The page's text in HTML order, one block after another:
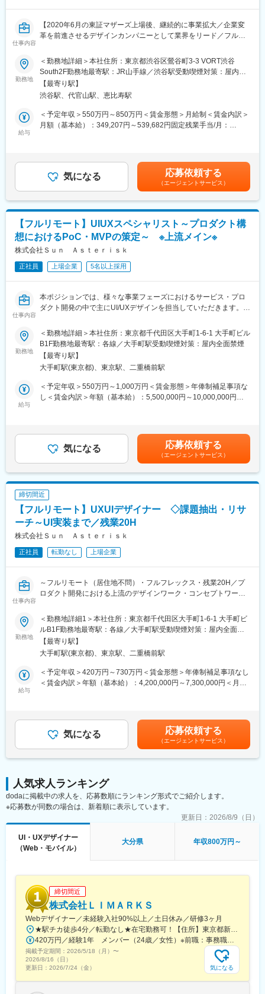
30代を中心とした構成で、デジタル領域において10年以上従事し
た経験者が多く在籍しています。全員で助け合い、成長を目指す
また、メンバーのバックグラウンドも多岐に渡り、多様な価値観
を受け入れる土壌です。
マーケティングシステム領域未経験で入社後、PMや執行役員から
マンツーマンで指導を受け、部をまたがって活躍している社員も
■教育制度（一部）
ス（sxsw、CES）、各種アワード
がら、高度化、複雑化するデジタルプロジェクトにおいて、事業
部や領域で分断されがちなデジタルマーケティングを一気通貫で
実行できるサービス展開、組織作りをミッションとしています。
仕事内容
【2020年6月の東証マザーズ上場後、継続的に事業拡大／企業変
革を前進させるデザインカンパニーとして業界をリード／フルフ
■概要：
当社は2011年の創業以来、デザインカンパニーとして業界をリー
ドし、日本を代表する大企業から、スタートアップ・地方自治体
など、多彩なクライアントのデザインパートナーとして、多くの
事業・サービスの体験をデザインしてきました。
その中でもUXデザイナーは、クライアントとのプロジェクトにお
■業務内容：
・プロジェクトにおけるゴールや解くべき問いを言語化し、旗を
めに、チームビルドする
・ユーザーやマーケットなどの多様な観点でリサーチを行い、本
質的なインサイトを発掘する
・クライアントとのアイディエーションを通して、革新的なコン
セプトを打ち立てる
・UIデザイナーとプロトタイプを制作し、ユーザー検証を繰り返
すことで確度を高める
・UIデザイナー・エンジニアと協働し、最高の体験を最高のプロ
ダクトに落とし込む
デジタル領域にとどまらないあらゆるユーザータッチポイントの
体験設計や、体験の背後にあるクライアント内のオペレーション
やカルチャーの設計などにも力を入れています。クライアントの
事業成長にコミットし、細部のあらゆる体験までを一貫してデザ
■ポジション魅力：
化に触れる事で自身の知見を増やすことができる
・30名を超えるGoodpatchのUXデザイナーチームの組織づくりや
メンバー育成に携わることができる
・フルリモート×フルフレックスで、自由な働き方をすることがで
きる
■活用しているAIツール
ChatGPT、Gemini Pro、NotebookLM、Claude、Cursor 、
midjourney、Figma Make
変更の範囲：当社における各種業務全般
勤務地
＜勤務地詳細＞本社住所：東京都渋谷区鶯谷町3-3 VORT渋谷
South2F勤務地最寄駅：JR山手線／渋谷駅受動喫煙対策：屋内全
面禁煙変更の範囲：全国の当社各拠点および自宅
【最寄り駅】
渋谷駅、代官山駅、恵比寿駅
給与
＜予定年収＞550万円～850万円＜賃金形態＞月給制＜賃金内訳＞
月額（基本給）：349,207円～539,682円固定残業手当/月：
ご経験によっては上記以上の提示をする場合もございます。※時間
外手当は時間外労働の有無に関わらず、40時間分の時間外手当と
して支給。※なお、40時間を超える時間外労働分についての割増
賃金は追加で支給します。■業績に応じた決算賞与賃金はあくまで
も目安の金額であり、選考を通じて上下する可能性があります。
月給(月額)は固定手当を含めた表記です。
気になる 応募依頼する
（エージェントサービス）
【フルリモート】UIUXスペシャリスト～プロダクト構
想におけるPoC・MVPの策定～ ※上流メイン※
株式会社Ｓｕｎ Ａｓｔｅｒｉｓｋ
正社員 上場企業 5名以上採用
仕事内容
本ポジションでは、様々な事業フェーズにおけるサービス・プロ
ダクト開発の中で主にUI/UXデザインを担当していただきます。
げ～グロース期におけるパートナーとして、BtoB・BtoCなど事業
ドメインを問わずさまざまなクライアントと共に、サービス・プ
ロダクトを創り上げていきます。
今回はその中でも組織牽引を含めたリードデザイナーとしてジョ
インいただきます。
【職務詳細】
・ステークホルダーへの提案や合意形成
・プロジェクト内でのデザイン領域のリーディングやメンバーマ
【プロジェクト概要】
・toC / toBの様々な事業ドメインやフェーズにおけるUI/UX設計
> 新規サービスの構想段階に伴走しデザイン方針の策定
> 新規サービスのUI/UX設計
・デザイナーチーム作りと運営
・サービス・プロダクト戦略からUIレベルまで関わることができ
ます。
（500社以上の実績あり）
・海外のデザイナー/エンジニアとも協力してサービス・プロダク
ト開発の経験ができます。
・不透明な経済市場で一人でも生き抜く職種横断の知識・キャリ
・リモートワーク、マンスリーフレックスタイム制度で自分のス
タイルに合わせた働き方ができます。
なしのマンスリーフレックス制度を導入しており、プライベート
がそれぞれのスタイルで力を発揮しています。
勤務地
＜勤務地詳細＞本社住所：東京都千代田区大手町1-6-1 大手町ビル
B1F勤務地最寄駅：各線／大手町駅受動喫煙対策：屋内全面禁煙
【最寄り駅】
大手町駅(東京都)、東京駅、二重橋前駅
給与
＜予定年収＞550万円～1,000万円＜賃金形態＞年俸制補足事項な
し＜賃金内訳＞年額（基本給）：5,500,000円～10,000,000円＜
気になる 応募依頼する
（エージェントサービス）
締切間近
【フルリモート】UXUIデザイナー ◇課題抽出・リサ
ーチ～UI実装まで／残業20H
株式会社Ｓｕｎ Ａｓｔｅｒｉｓｋ
正社員 転勤なし 上場企業
仕事内容
～フルリモート（居住地不問）・フルフレックス・残業20H／プ
ロダクト開発における上流のデザインワーク・コンセプトワーク
■職務内容
株式会社Sun Asteriskでは「誰もが価値創造に夢中になれる世界」
を実現するために、スタートアップから大手エンタープライズに
至るまで多様なクライアントの新規事業開発・DX支援を推進して
います。
本ポジションでは、プロダクト開発におけるPoC（概念実証）、
と共にプロダクトを創り上げるクリエイティブポジションです。
新規事業立ち上げ～グロース期におけるパートナーとして、400
以上の実績から得た知見を活用しながらデザインシンキングや各
■業務詳細
・クライアントの課題・ビジョン抽出のワークショップ開催・フ
ァシリテーション
・デザインリサーチ(クライアント、ユーザーへのインタビュー、
・デザインリサーチからの仮説設定と検証
・アイディエーション
・コンセプトメイキング及びビジュアルコンセプト作成
■プロジェクト概要
・企業やサービスのブランドコンセプトメイキング
・企業やサービスのブランド作りに関わるビジュアルデザイン
・企業やサービスのブランドアイデンティティ確立とビジュアル
デザイン
・デザインチーム作りと運営
■仕事の魅力
勤務地
＜勤務地詳細1＞本社住所：東京都千代田区大手町1-6-1 大手町ビ
ルB1F勤務地最寄駅：各線／大手町駅受動喫煙対策：屋内全面禁
煙＜勤務地詳細2＞フルリモート住所：フルリモートです 受動喫
煙対策：屋内喫煙可能場所あり変更の範囲：会社の定める事業所
【最寄り駅】
大手町駅(東京都)、東京駅、二重橋前駅
給与
＜予定年収＞420万円～730万円＜賃金形態＞年俸制補足事項なし
＜賃金内訳＞年額（基本給）：4,200,000円～7,300,000円＜月額
気になる 応募依頼する
（エージェントサービス）
人気求人ランキング
dodaに掲載中の求人を、応募数順にランキング形式でご紹介します。
※応募数が同数の場合は、新着順に表示しています。
更新日： 2026/8/9（日）
UI・UXデザイナー
（Web・モバイル）
大分県 年収800万円～
締切間近
株式会社ＬＩＭＡＲＫＳ
Webデザイナー／未経験入社90%以上／土日休み／研修3ヶ月
★駅チカ徒歩4分／転勤なし★在宅勤務可！【住所】東京都新宿区市谷八幡町16番地
420万円／経験1年 メンバー（24歳／女性）※前職：事務職 630万円／経験3年 リーダー職（25歳）※前職：営業職
掲載予定期間： 2026/5/18（月） 〜
2026/8/16（日）
更新日： 2026/7/24（金） 気になる